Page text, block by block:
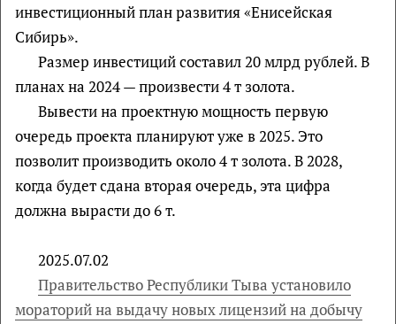
инвестиционный план развития «Енисейская
Сибирь».
Размер инвестиций составил 20 млрд рублей. В
планах на 2024 — произвести 4 т золота.
Вывести на проектную мощность первую
очередь проекта планируют уже в 2025. Это
позволит производить около 4 т золота. В 2028,
когда будет сдана вторая очередь, эта цифра
должна вырасти до 6 т.
2025.07.02
Правительство Республики Тыва установило
мораторий на выдачу новых лицензий на добычу